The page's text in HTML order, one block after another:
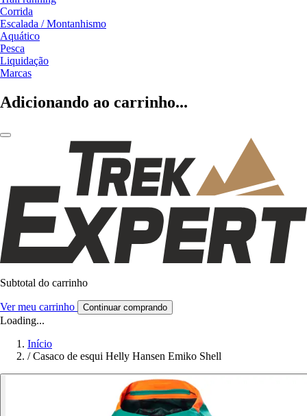
Corrida
Escalada / Montanhismo
Aquático
Pesca
Liquidação
Marcas
Adicionando ao carrinho...
Subtotal do carrinho
Ver meu carrinho Continuar comprando
Loading...
Início
/ Casaco de esqui Helly Hansen Emiko Shell